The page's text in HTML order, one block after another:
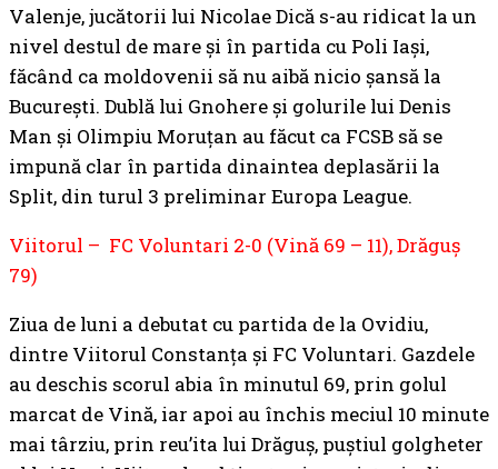
Valenje, jucătorii lui Nicolae Dică s-au ridicat la un
nivel destul de mare și în partida cu Poli Iași,
făcând ca moldovenii să nu aibă nicio șansă la
București. Dublă lui Gnohere și golurile lui Denis
Man și Olimpiu Moruțan au făcut ca FCSB să se
impună clar în partida dinaintea deplasării la
Split, din turul 3 preliminar Europa League.
Viitorul – FC Voluntari 2-0 (Vină 69 – 11), Drăguș
79)
Ziua de luni a debutat cu partida de la Ovidiu,
dintre Viitorul Constanța și FC Voluntari. Gazdele
au deschis scorul abia în minutul 69, prin golul
marcat de Vină, iar apoi au închis meciul 10 minute
mai târziu, prin reu’ita lui Drăguș, puștiul golgheter